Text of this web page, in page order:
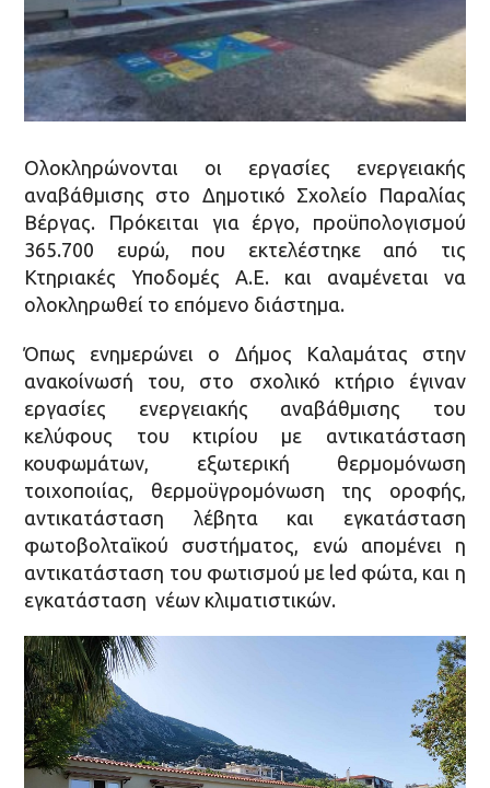
Ολοκληρώνονται οι εργασίες ενεργειακής
αναβάθμισης στο Δημοτικό Σχολείο Παραλίας
Βέργας. Πρόκειται για έργο, προϋπολογισμού
365.700 ευρώ, που εκτελέστηκε από τις
Κτηριακές Υποδομές Α.Ε. και αναμένεται να
ολοκληρωθεί το επόμενο διάστημα.
Όπως ενημερώνει ο Δήμος Καλαμάτας στην
ανακοίνωσή του, στο σχολικό κτήριο έγιναν
εργασίες ενεργειακής αναβάθμισης του
κελύφους του κτιρίου με αντικατάσταση
κουφωμάτων, εξωτερική θερμομόνωση
τοιχοποιίας, θερμοϋγρομόνωση της οροφής,
αντικατάσταση λέβητα και εγκατάσταση
φωτοβολταϊκού συστήματος, ενώ απομένει η
αντικατάσταση του φωτισμού με led φώτα, και η
εγκατάσταση νέων κλιματιστικών.